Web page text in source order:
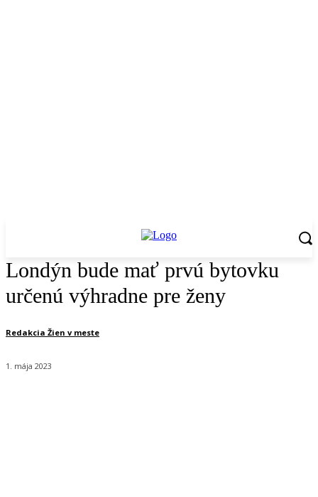
Londýn bude mať prvú bytovku
určenú výhradne pre ženy
Redakcia Žien v meste
1. mája 2023